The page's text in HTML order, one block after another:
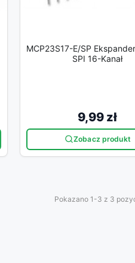
MCP23S17-E/SP
SPI 16-Kanał
9,99 zł
Zobacz produkt
Pokazano 1-3 z 3